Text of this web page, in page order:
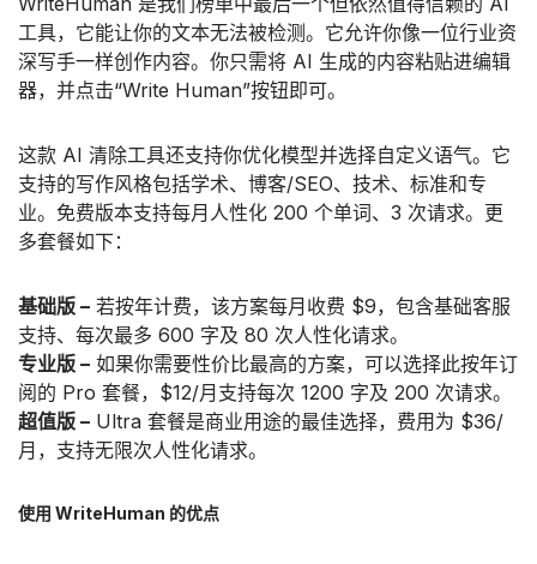
工具，它能让你的文本无法被检测。它允许你像一位行业资
深写手一样创作内容。你只需将 AI 生成的内容粘贴进编辑
器，并点击“Write Human”按钮即可。
这款 AI 清除工具还支持你优化模型并选择自定义语气。它
支持的写作风格包括学术、博客/SEO、技术、标准和专
业。免费版本支持每月人性化 200 个单词、3 次请求。更
多套餐如下：
基础版 – 若按年计费，该方案每月收费 $9，包含基础客服
支持、每次最多 600 字及 80 次人性化请求。
专业版 – 如果你需要性价比最高的方案，可以选择此按年订
阅的 Pro 套餐，$12/月支持每次 1200 字及 200 次请求。
超值版 – Ultra 套餐是商业用途的最佳选择，费用为 $36/
月，支持无限次人性化请求。
使用 WriteHuman 的优点